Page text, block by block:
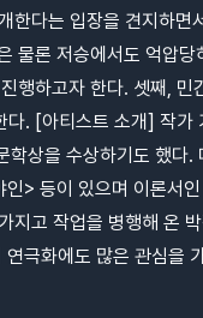
한다는 입장을 견지하면
물론 저승에서도 억압당
행하고자 한다. 셋째, 민
다. [아티스트 소개] 작가
상을 수상하기도 했다.
> 등이 있으며 이론서인
지고 작업을 병행해 온
극화에도 많은 관심을